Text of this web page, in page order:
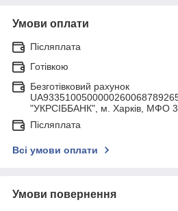
Умови оплати
Післяплата
Готівкою
Безготівковий рахунок
"УКРСIББАНК", м. Харків, МФО
Післяплата
Всі умови оплати
Умови повернення